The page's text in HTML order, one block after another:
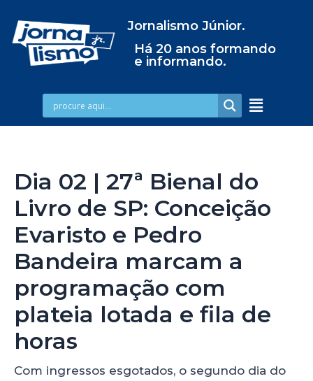
Jornalismo Júnior.
Há 20 anos formando
e informando.
Dia 02 | 27ª Bienal do
Livro de SP: Conceição
Evaristo e Pedro
Bandeira marcam a
programação com
plateia lotada e fila de
horas
Com ingressos esgotados, o segundo dia do